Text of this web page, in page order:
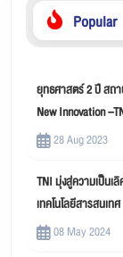
Popular
ยุทธศาสตร์ 2 ปี สถา
New Innovation
28 Aug 2023
TNI มุ่งสู่ความเป็นเ
เทคโนโลยีสารสนเทศ
08 May 2024